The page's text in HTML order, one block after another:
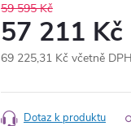
59 595 Kč
57 211 Kč
69 225,31 Kč včetně DPH
cena:
Dotaz k produktu